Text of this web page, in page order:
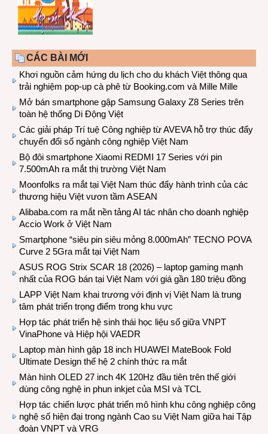
CÁC BÀI MỚI
Khơi nguồn cảm hứng du lịch cho du khách Việt thông qua
trải nghiệm pop-up cà phê từ Booking.com và Mille Mille
Mở bán smartphone gập Samsung Galaxy Z8 Series trên
toàn hệ thống Di Động Việt
Các giải pháp Trí tuệ Công nghiệp từ AVEVA hỗ trợ thúc đẩy
chuyển đổi số ngành công nghiệp Việt Nam
Bộ đôi smartphone Xiaomi REDMI 17 Series với pin
7.500mAh ra mắt thị trường Việt Nam
Moonfolks ra mắt tại Việt Nam thúc đẩy hành trình của các
thương hiệu Việt vươn tầm ASEAN
Alibaba.com ra mắt nền tảng AI tác nhân cho doanh nghiệp
Accio Work ở Việt Nam
Smartphone “siêu pin siêu mỏng 8.000mAh” TECNO POVA
Curve 2 5Gra mắt tại Việt Nam
ASUS ROG Strix SCAR 18 (2026) – laptop gaming mạnh
nhất của ROG bán tại Việt Nam với giá gần 180 triệu đồng
LAPP Việt Nam khai trương với định vị Việt Nam là trung
tâm phát triển trọng điểm trong khu vực
Hợp tác phát triển hệ sinh thái học liệu số giữa VNPT
VinaPhone và Hiệp hội VAEDR
Laptop màn hình gập 18 inch HUAWEI MateBook Fold
Ultimate Design thế hệ 2 chính thức ra mắt
Màn hình OLED 27 inch 4K 120Hz đầu tiên trên thế giới
dùng công nghệ in phun inkjet của MSI và TCL
Hợp tác chiến lược phát triển mô hình khu công nghiệp công
nghệ số hiện đại trong ngành Cao su Việt Nam giữa hai Tập
đoàn VNPT và VRG